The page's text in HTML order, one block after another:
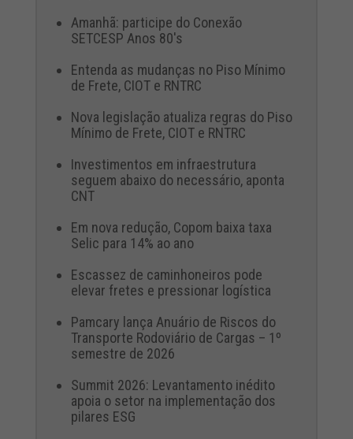
Amanhã: participe do Conexão
SETCESP Anos 80's
Entenda as mudanças no Piso Mínimo
de Frete, CIOT e RNTRC
Nova legislação atualiza regras do Piso
Mínimo de Frete, CIOT e RNTRC
Investimentos em infraestrutura
seguem abaixo do necessário, aponta
CNT
Em nova redução, Copom baixa taxa
Selic para 14% ao ano
Escassez de caminhoneiros pode
elevar fretes e pressionar logística
Pamcary lança Anuário de Riscos do
Transporte Rodoviário de Cargas – 1º
semestre de 2026
Summit 2026: Levantamento inédito
apoia o setor na implementação dos
pilares ESG